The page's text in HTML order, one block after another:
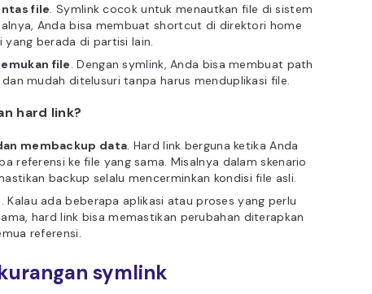
file. Symlink cocok untuk menautkan file di sistem
Anda bisa membuat shortcut di direktori home
yang berada di partisi lain.
file. Dengan symlink, Anda bisa membuat path
mudah ditelusuri tanpa harus menduplikasi file.
hard link?
membackup data. Hard link berguna ketika Anda
referensi ke file yang sama. Misalnya dalam skenario
backup selalu mencerminkan kondisi file asli.
. Kalau ada beberapa aplikasi atau proses yang perlu
hard link bisa memastikan perubahan diterapkan
referensi.
symlink